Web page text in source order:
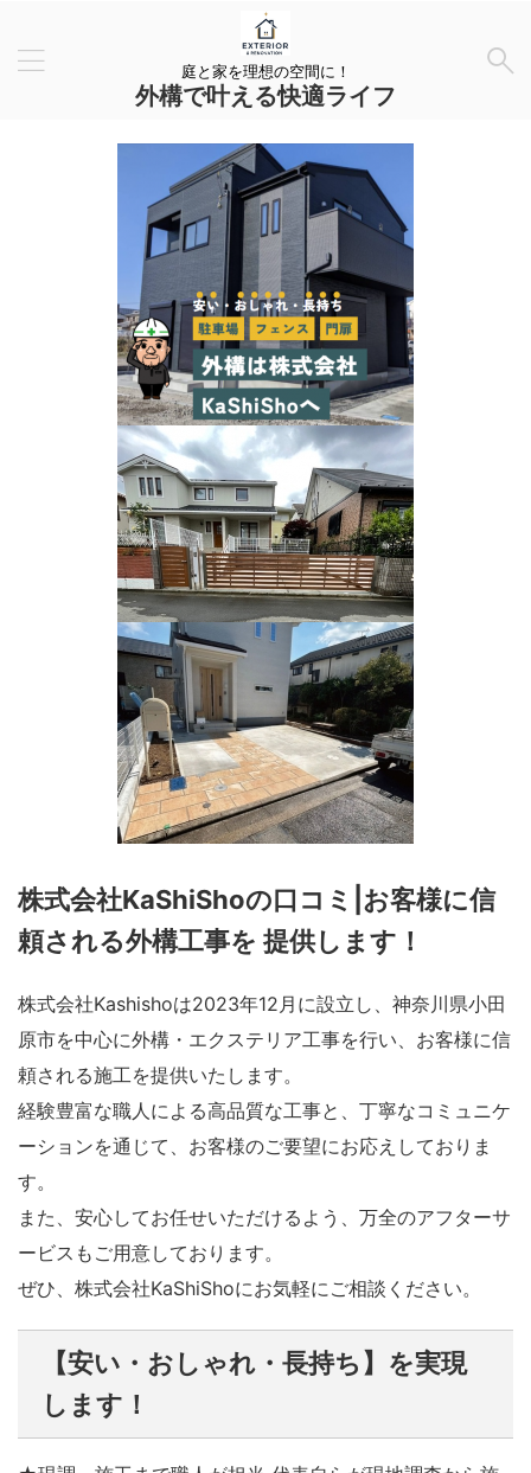
庭と家を理想の空間に！
外構で叶える快適ライフ
株式会社KaShiShoの口コミ|お客様に信
頼される外構工事を 提供します！
株式会社Kashishoは2023年12月に設立し、神奈川県小田
原市を中心に外構・エクステリア工事を行い、お客様に信
頼される施工を提供いたします。
経験豊富な職人による高品質な工事と、丁寧なコミュニケ
ーションを通じて、お客様のご要望にお応えしておりま
す。
また、安心してお任せいただけるよう、万全のアフターサ
ービスもご用意しております。
ぜひ、株式会社KaShiShoにお気軽にご相談ください。
【安い・おしゃれ・長持ち】を実現
します！